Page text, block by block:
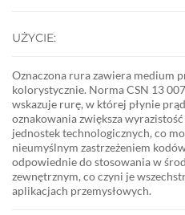
UŻYCIE:
Oznaczona rura zawiera medium
kolorystycznie. Norma CSN 13
wskazuje rurę, w której płynie
oznakowania zwiększa
jednostek technologicznych, co
nieumyślnym zastrzeżeniem
odpowiednie do stosowania w
zewnętrznym, co czyni je
aplikacjach przemysłowych.